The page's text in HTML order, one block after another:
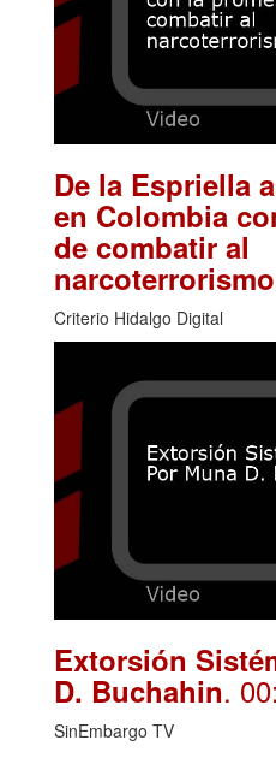
De la Espriella
en Colombia
de combatir al
narcoterrorismo
Criterio Hidalgo Digital
Extorsión
D. Buchahin.
SinEmbargo TV